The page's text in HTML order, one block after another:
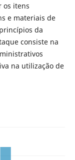
os itens
e materiais de
da
consiste na
na utilização de